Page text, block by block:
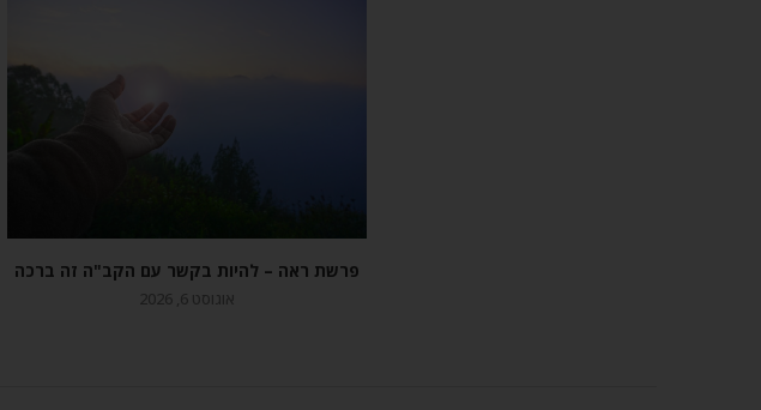
פרשת ראה – להיות בקשר עם הקב"ה זה ברכה
אוגוסט 6, 2026